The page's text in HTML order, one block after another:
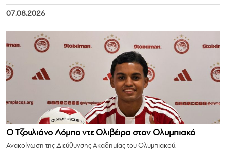
07.08.2026
Ο Τζουλιάνο Λόμπο ντε Ολιβέιρα στον Ολυμπιακό
Ανακοίνωση της Διεύθυνσης Ακαδημίας του Ολυμπιακού.